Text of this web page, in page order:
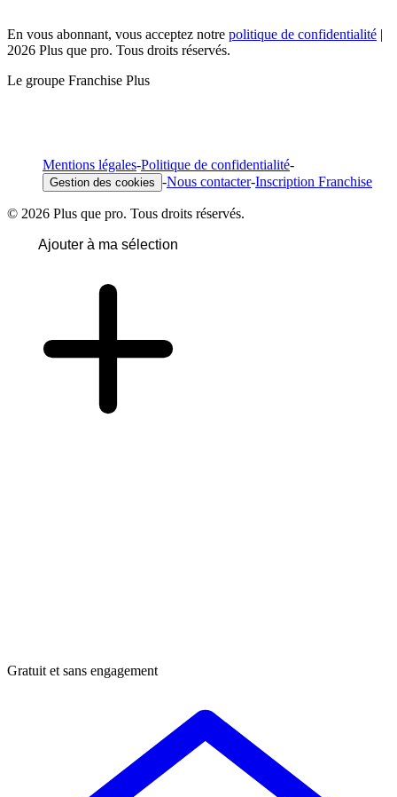
En vous abonnant, vous acceptez notre politique de confidentialité |
2026 Plus que pro. Tous droits réservés.
Le groupe Franchise Plus
Mentions légales-Politique de confidentialité-
Gestion des cookies -Nous contacter-Inscription Franchise
© 2026 Plus que pro. Tous droits réservés.
Ajouter à ma sélection
Gratuit et sans engagement